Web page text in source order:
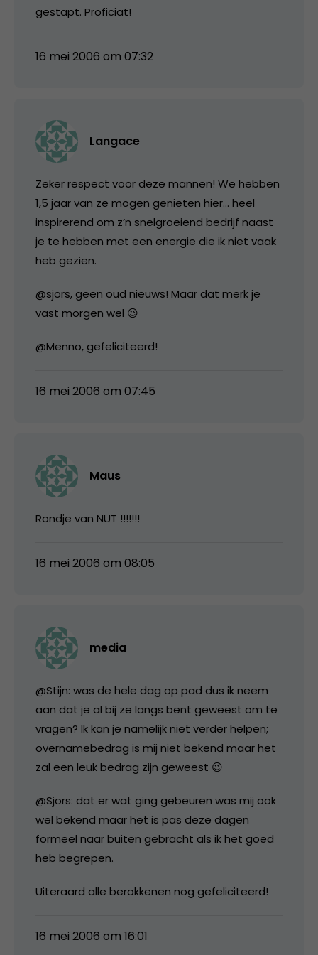
gestapt. Proficiat!
16 mei 2006 om 07:32
Langace
Zeker respect voor deze mannen! We hebben
1,5 jaar van ze mogen genieten hier… heel
inspirerend om z’n snelgroeiend bedrijf naast
je te hebben met een energie die ik niet vaak
heb gezien.
@sjors, geen oud nieuws! Maar dat merk je
vast morgen wel 😉
@Menno, gefeliciteerd!
16 mei 2006 om 07:45
Maus
Rondje van NUT !!!!!!!
16 mei 2006 om 08:05
media
@Stijn: was de hele dag op pad dus ik neem
aan dat je al bij ze langs bent geweest om te
vragen? Ik kan je namelijk niet verder helpen;
overnamebedrag is mij niet bekend maar het
zal een leuk bedrag zijn geweest 😉
@Sjors: dat er wat ging gebeuren was mij ook
wel bekend maar het is pas deze dagen
formeel naar buiten gebracht als ik het goed
heb begrepen.
Uiteraard alle berokkenen nog gefeliciteerd!
16 mei 2006 om 16:01